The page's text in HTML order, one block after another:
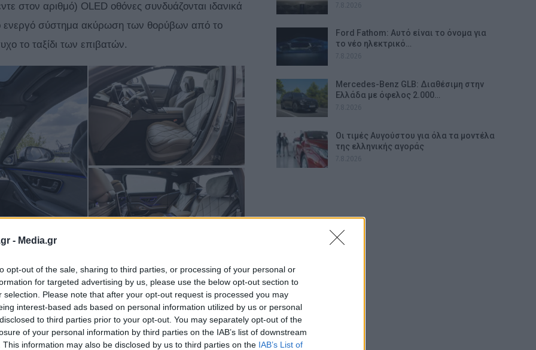
- Media.gr
opt-out of the sale, sharing to third parties, or processing of your personal or
for targeted advertising by us, please use the below opt-out section to
selection. Please note that after your opt-out request is processed you may
interest-based ads based on personal information utilized by us or personal
to third parties prior to your opt-out. You may separately opt-out of the
of your personal information by third parties on the IAB’s list of downstream
This information may also be disclosed by us to third parties on the IAB’s List of
στον αριθμό) OLED οθόνες συνδυάζονται ιδανικά
ενεργό σύστημα ακύρωση των θορύβων από το
το ταξίδι των επιβατών.
Ford Fathom: Αυτό είναι το όνομα για
το νέο ηλεκτρικό…
Mercedes-Benz GLB: Διαθέσιμη στην
Ελλάδα με όφελος 2.000…
Οι τιμές Αυγούστου για όλα τα μοντέλα
της ελληνικής αγοράς